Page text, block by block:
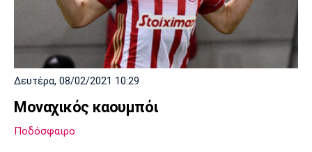
Δευτέρα, 08/02/2021 10:29
Μοναχικός καουμπόι
Ποδόσφαιρο